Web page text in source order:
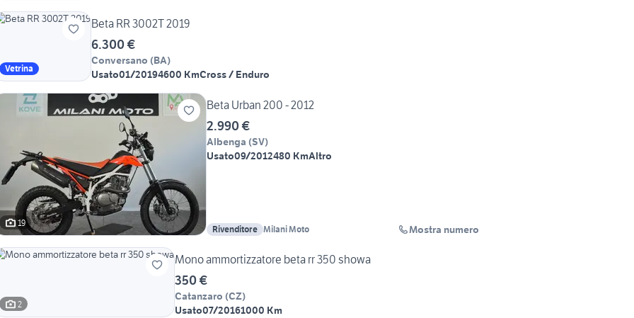
Vetrina
Beta RR 3002T 2019
6.300 €
Conversano (BA)
Usato01/20194600 KmCross / Enduro
19
Beta Urban 200 - 2012
2.990 €
Albenga (SV)
Usato09/2012480 KmAltro
Rivenditore Milani Moto Mostra numero
2
Mono ammortizzatore beta rr 350 showa
350 €
Catanzaro (CZ)
Usato07/20161000 Km